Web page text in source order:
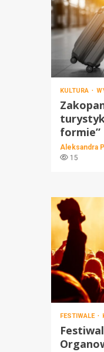
KULTURA
formie”
Aleksandra
15
FESTIWALE